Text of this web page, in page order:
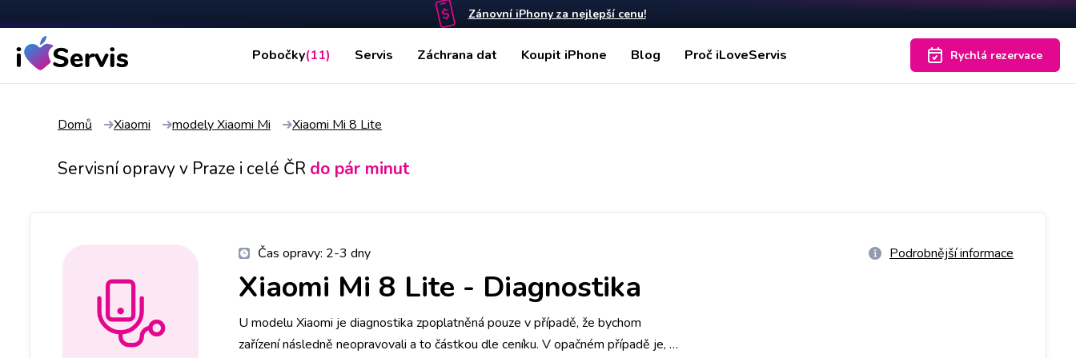
Zánovní iPhony za nejlepší cenu!
Pobočky(11) Servis Záchrana dat Koupit iPhone Blog Proč iLoveServis Rychlá rezervace
Domů Xiaomi modely Xiaomi Mi Xiaomi Mi 8 Lite
Servisní opravy v Praze i celé ČR do pár minut
Čas opravy: 2-3 dny Podrobnější informace
Xiaomi Mi 8 Lite - Diagnostika
U modelu Xiaomi je diagnostika zpoplatněná pouze v případě, že bychom
zařízení následně neopravovali a to částkou dle ceníku. V opačném případě je, v